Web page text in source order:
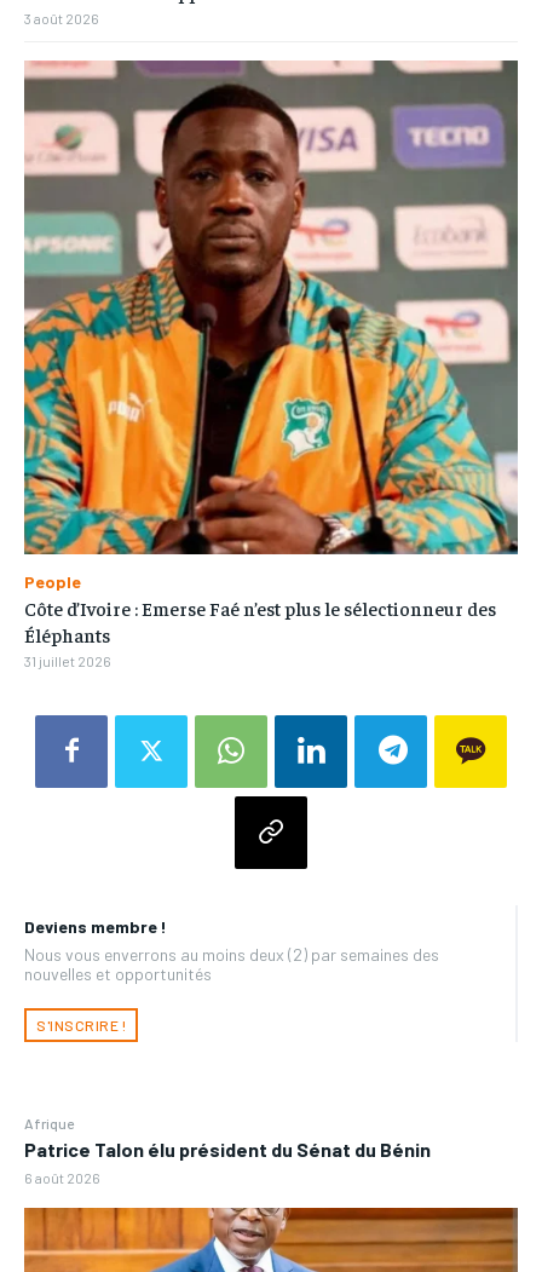
Deviens membre !
Nous vous enverrons au moins deux (2) par semaines des
nouvelles et opportunités
S'INSCRIRE !
Afrique
Patrice Talon élu président du Sénat du Bénin
6 août 2026
3 août 2026
People
Côte d’Ivoire : Emerse Faé n’est plus le sélectionneur des
Éléphants
31 juillet 2026